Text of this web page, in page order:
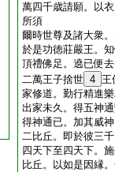
萬四千歳請願。以
所須
爾時世尊及諸大衆
於是功徳莊嚴王。
頂禮佛足。遶已便
二萬王子捨世 4 王
家修道。勤行精進
出家未久。得五神
得神通已。加其威
二比丘。即於彼三
四天下至四天下。
比丘。以如是因縁